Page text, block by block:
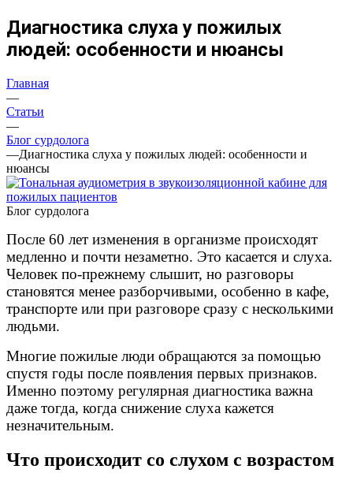
Диагностика слуха у пожилых
людей: особенности и нюансы
Главная
—
Статьи
—
Блог сурдолога
—Диагностика слуха у пожилых людей: особенности и
нюансы
Блог сурдолога
После 60 лет изменения в организме происходят
медленно и почти незаметно. Это касается и слуха.
Человек по-прежнему слышит, но разговоры
становятся менее разборчивыми, особенно в кафе,
транспорте или при разговоре сразу с несколькими
людьми.
Многие пожилые люди обращаются за помощью
спустя годы после появления первых признаков.
Именно поэтому регулярная диагностика важна
даже тогда, когда снижение слуха кажется
незначительным.
Что происходит со слухом с возрастом